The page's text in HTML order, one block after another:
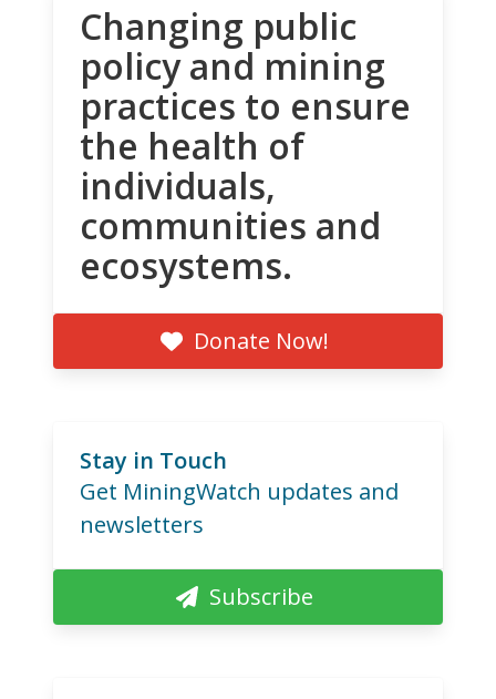
Changing public
policy and mining
practices to ensure
the health of
individuals,
communities and
ecosystems.
Donate Now!
Stay in Touch
Get MiningWatch updates and
newsletters
Subscribe